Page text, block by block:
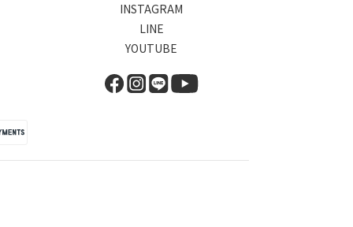
INSTAGRAM
LINE
YOUTUBE